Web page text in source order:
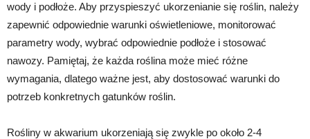
wody i podłoże. Aby przyspieszyć ukorzenianie się roślin, należy
zapewnić odpowiednie warunki oświetleniowe, monitorować
parametry wody, wybrać odpowiednie podłoże i stosować
nawozy. Pamiętaj, że każda roślina może mieć różne
wymagania, dlatego ważne jest, aby dostosować warunki do
potrzeb konkretnych gatunków roślin.
Rośliny w akwarium ukorzeniają się zwykle po około 2-4